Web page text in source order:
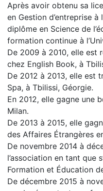
Après avoir obtenu sa
en Gestion d’entreprise à
diplôme en Science de
formation continue à
De 2009 à 2010, elle est
chez English Book, à
De 2012 à 2013, elle est
Spa, à Tbilissi, Géorgie.
En 2012, elle gagne une
Milan.
De 2013 à 2015, elle
des Affaires Étrangères
De novembre 2014 à
l’association en tant que
Formation et Éducation
De décembre 2015 à